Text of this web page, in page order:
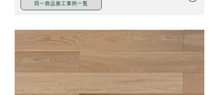
同一商品施工事例一覧